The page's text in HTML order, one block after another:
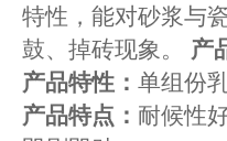
特性，能对砂浆与
鼓、掉砖现象。
产
产品特性： 单组份
产品特点： 耐候性